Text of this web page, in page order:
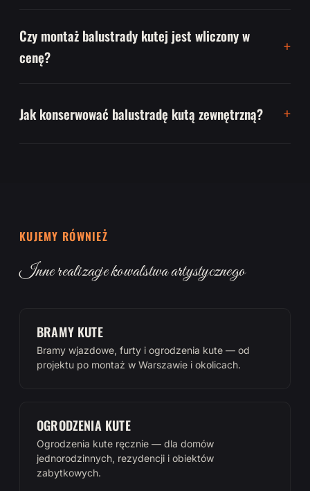
Czy montaż balustrady kutej jest wliczony w
cenę?
Jak konserwować balustradę kutą zewnętrzną?
KUJEMY RÓWNIEŻ
Inne realizacje kowalstwa artystycznego
BRAMY KUTE
Bramy wjazdowe, furty i ogrodzenia kute — od
projektu po montaż w Warszawie i okolicach.
OGRODZENIA KUTE
Ogrodzenia kute ręcznie — dla domów
jednorodzinnych, rezydencji i obiektów
zabytkowych.